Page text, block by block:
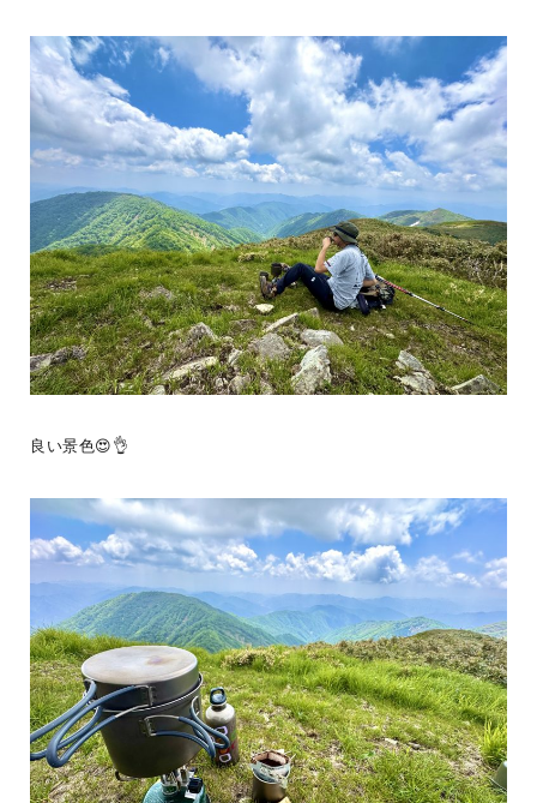
渡しを迎えました。青空を突き抜けるようにたたずむ、深い軒「キ
ャンティ屋根」に玄
...続きを読む
LOGWAYだより 施工事例 BESSの家
全国のBESS
木の家ライフ
シェア
2026年08月07日
BESS博多
福岡県福岡市
hakata.bess.jp
良い景色😍👌